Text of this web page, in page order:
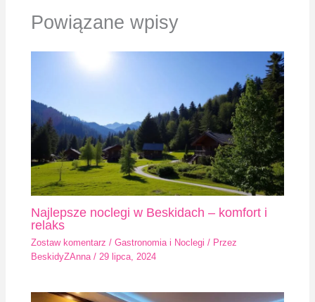
Powiązane wpisy
Najlepsze noclegi w Beskidach – komfort i
relaks
Zostaw komentarz /Gastronomia i Noclegi / Przez
BeskidyZAnna/29 lipca, 2024